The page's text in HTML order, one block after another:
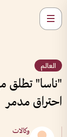
العالم
"ناسا" تطلق
احتراق مدمر
وكالات